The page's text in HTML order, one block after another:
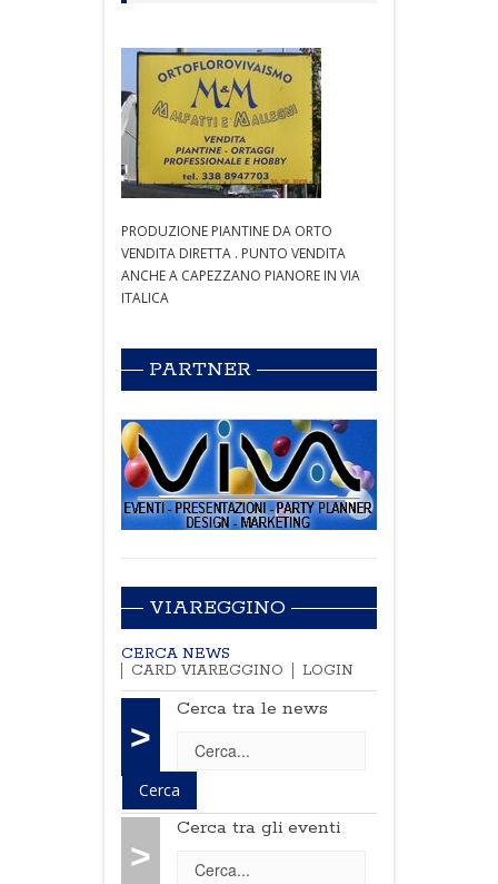
PRODUZIONE PIANTINE DA ORTO
VENDITA DIRETTA . PUNTO VENDITA
ANCHE A CAPEZZANO PIANORE IN VIA
ITALICA
PARTNER
VIAREGGINO
CERCA NEWS
CARD VIAREGGINO
LOGIN
>
Cerca tra le news
>
Cerca tra gli eventi